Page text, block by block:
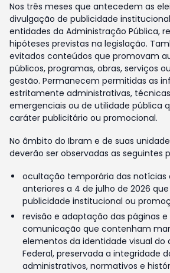
Nos três meses que antecedem as
divulgação de publicidade
entidades da Administração Pública,
hipóteses previstas na legislação.
evitados conteúdos que promovam
públicos, programas, obras, serviços
gestão. Permanecem permitidas as
estritamente administrativas,
emergenciais ou de utilidade pública
caráter publicitário ou promocional.
No âmbito do Ibram e de suas
deverão ser observadas as seguintes
ocultação temporária das notícias
anteriores a 4 de julho de 2026
publicidade institucional ou
revisão e adaptação das páginas
comunicação que contenham
elementos da identidade visual do
Federal, preservada a integridade
administrativos, normativos e